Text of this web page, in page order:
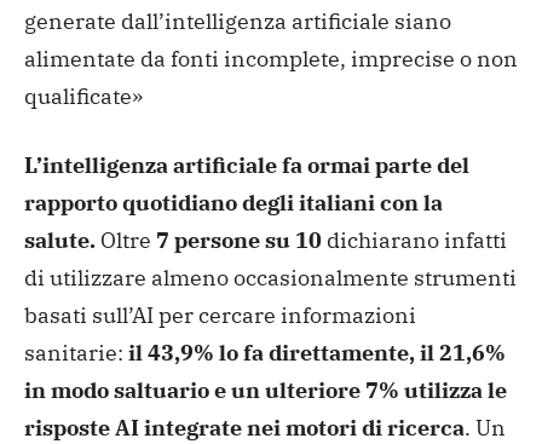
generate dall’intelligenza artificiale siano
alimentate da fonti incomplete, imprecise o non
qualificate»
L’intelligenza artificiale fa ormai parte del
rapporto quotidiano degli italiani con la
salute. Oltre 7 persone su 10 dichiarano infatti
di utilizzare almeno occasionalmente strumenti
basati sull’AI per cercare informazioni
sanitarie: il 43,9% lo fa direttamente, il 21,6%
in modo saltuario e un ulteriore 7% utilizza le
risposte AI integrate nei motori di ricerca. Un